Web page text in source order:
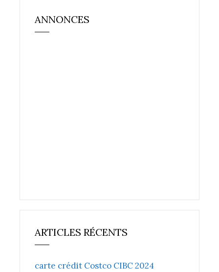
ANNONCES
ARTICLES RÉCENTS
carte crédit Costco CIBC 2024